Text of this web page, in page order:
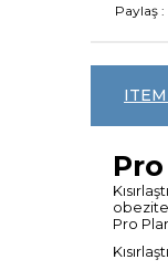
Paylaş :
Pro